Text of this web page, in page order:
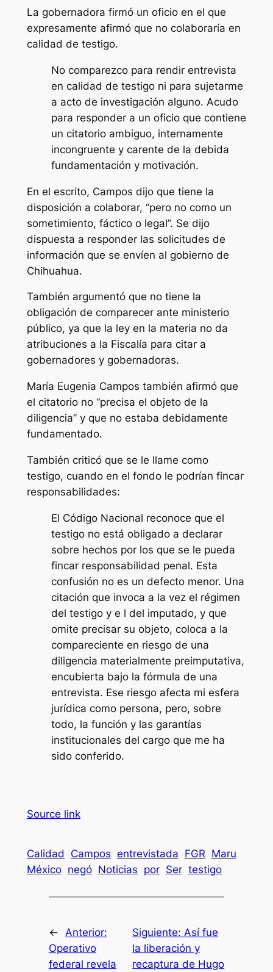
La gobernadora firmó un oficio en el que
expresamente afirmó que no colaboraría en
calidad de testigo.
No comparezco para rendir entrevista
en calidad de testigo ni para sujetarme
a acto de investigación alguno. Acudo
para responder a un oficio que contiene
un citatorio ambiguo, internamente
incongruente y carente de la debida
fundamentación y motivación.
En el escrito, Campos dijo que tiene la
disposición a colaborar, “pero no como un
sometimiento, fáctico o legal”. Se dijo
dispuesta a responder las solicitudes de
información que se envíen al gobierno de
Chihuahua.
También argumentó que no tiene la
obligación de comparecer ante ministerio
público, ya que la ley en la materia no da
atribuciones a la Fiscalía para citar a
gobernadores y gobernadoras.
María Eugenia Campos también afirmó que
el citatorio no “precisa el objeto de la
diligencia” y que no estaba debidamente
fundamentado.
También criticó que se le llame como
testigo, cuando en el fondo le podrían fincar
responsabilidades:
El Código Nacional reconoce que el
testigo no está obligado a declarar
sobre hechos por los que se le pueda
fincar responsabilidad penal. Esta
confusión no es un defecto menor. Una
citación que invoca a la vez el régimen
del testigo y e l del imputado, y que
omite precisar su objeto, coloca a la
compareciente en riesgo de una
diligencia materialmente preimputativa,
encubierta bajo la fórmula de una
entrevista. Ese riesgo afecta mi esfera
jurídica como persona, pero, sobre
todo, la función y las garantías
institucionales del cargo que me ha
sido conferido.
Source link
Calidad Campos entrevistada FGR Maru
México negó Noticias por Ser testigo
← Anterior:
Operativo
federal revela
Siguiente:Así fue
la liberación y
recaptura de Hugo